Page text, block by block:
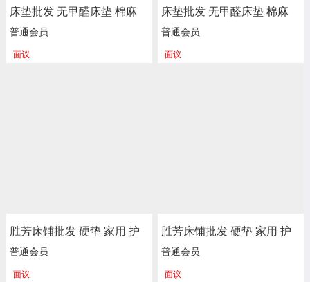
床垫批发 无甲醛床垫 棉麻
海绵 弹簧床垫 新楷琦家具
普通会员
面议
床垫批发 无甲醛床垫 棉麻
海绵 弹簧床垫 新楷琦家具
普通会员
面议
胜芳床铺批发 硬垫 家用 护
脊 独立 床垫 床褥子 弹簧垫
软垫 单人床垫 双人垫 学生
普通会员
面议
胜芳床铺批发 硬垫 家用 护
脊 独立 床垫 床褥子 弹簧垫
软垫 单人床垫 双人垫 学生
普通会员
面议